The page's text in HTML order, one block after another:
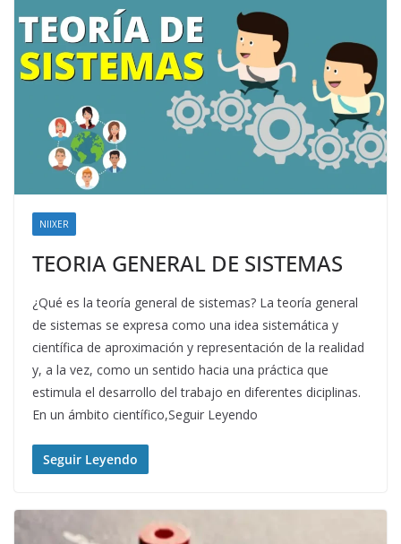
NIIXER
TEORIA GENERAL DE SISTEMAS
¿Qué es la teoría general de sistemas? La teoría general
de sistemas se expresa como una idea sistemática y
científica de aproximación y representación de la realidad
y, a la vez, como un sentido hacia una práctica que
estimula el desarrollo del trabajo en diferentes diciplinas.
En un ámbito científico,Seguir Leyendo
Seguir Leyendo